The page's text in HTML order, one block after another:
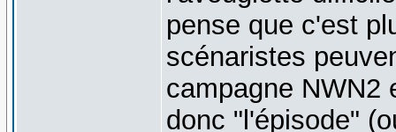
pense que c'est
scénaristes
campagne NWN2
donc "l'épisode"